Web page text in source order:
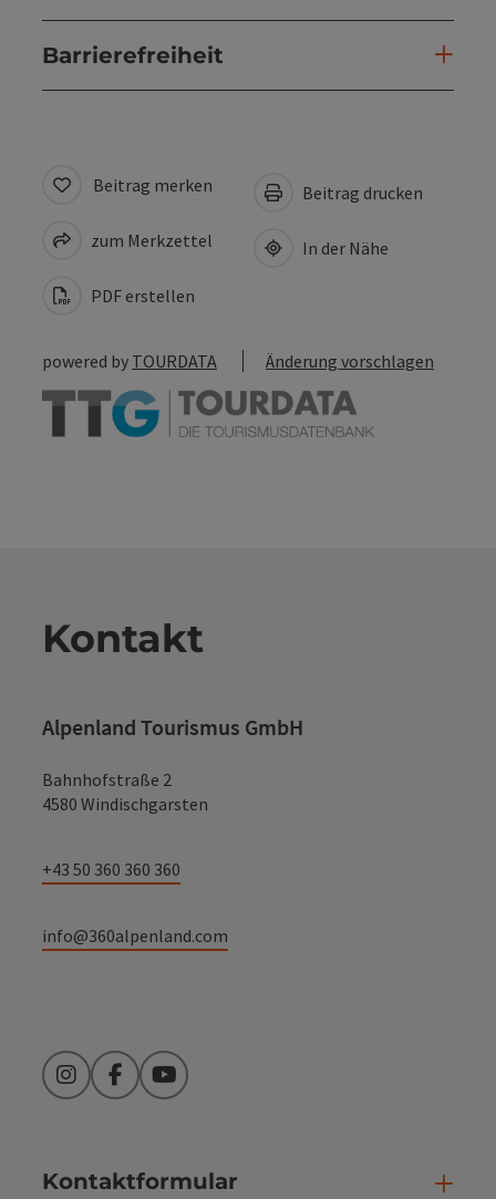
Barrierefreiheit
Beitrag merken
zum Merkzettel
PDF erstellen
Beitrag drucken
In der Nähe
powered by TOURDATA Änderung vorschlagen
Kontakt
Alpenland Tourismus GmbH
Bahnhofstraße 2
4580 Windischgarsten
+43 50 360 360 360
info@360alpenland.com
InstagramFacebookYouTube
Kontaktformular